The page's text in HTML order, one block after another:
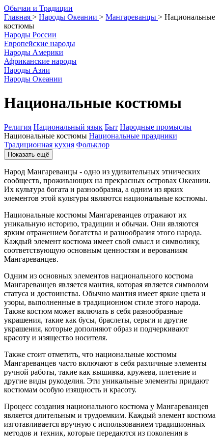
Обычаи и Традиции
Главная > Народы Океании > Мангареванцы > Национальные
костюмы
Народы России
Европейские народы
Народы Америки
Африканские народы
Народы Азии
Народы Океании
Национальные костюмы
Религия Национальный язык Быт Народные промыслы
Национальные костюмы Национальные праздники
Традиционная кухня Фольклор
Показать ещё
Народ Мангареванцы - одно из удивительных этнических
сообществ, проживающих на прекрасных островах Океании.
Их культура богата и разнообразна, а одним из ярких
элементов этой культуры являются национальные костюмы.
Национальные костюмы Мангареванцев отражают их
уникальную историю, традиции и обычаи. Они являются
ярким отражением богатства и разнообразия этого народа.
Каждый элемент костюма имеет свой смысл и символику,
соответствующую основным ценностям и верованиям
Мангареванцев.
Одним из основных элементов национального костюма
Мангареванцев является мантия, которая является символом
статуса и достоинства. Обычно мантия имеет яркие цвета и
узоры, выполненные в традиционном стиле этого народа.
Также костюм может включать в себя разнообразные
украшения, такие как бусы, браслеты, серьги и другие
украшения, которые дополняют образ и подчеркивают
красоту и изящество носителя.
Также стоит отметить, что национальные костюмы
Мангареванцев часто включают в себя различные элементы
ручной работы, такие как вышивка, кружева, плетение и
другие виды рукоделия. Эти уникальные элементы придают
костюмам особую изящность и красоту.
Процесс создания национального костюма у Мангареванцев
является длительным и трудоемким. Каждый элемент костюма
изготавливается вручную с использованием традиционных
методов и техник, которые передаются из поколения в